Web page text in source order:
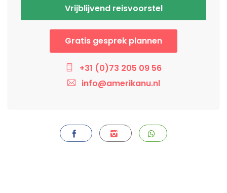
Vrijblijvend reisvoorstel
Gratis gesprek plannen
+31 (0)73 205 09 56
info@amerikanu.nl